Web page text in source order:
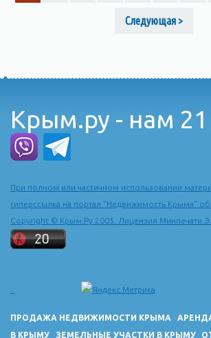
Следующая >
Крым.ру - нам 21
При полном или частичном использовании
гиперссылка на портал "Недвижимость Крыма"
Copyright © Крым.Ру 2005. Лицензия Минпечати
ПРОДАЖА НЕДВИЖИМОСТИ КРЫМА
В КРЫМУ
ЗЕМЕЛЬНЫЕ УЧАСТКИ В КРЫМУ